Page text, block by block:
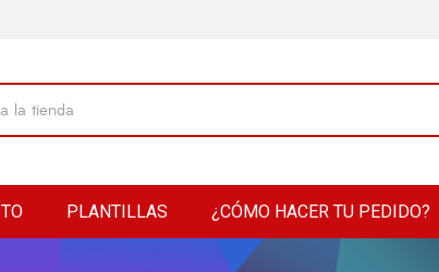
PLANTILLAS ¿CÓMO HACER TU PEDIDO?